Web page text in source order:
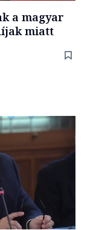
a magyar
miatt